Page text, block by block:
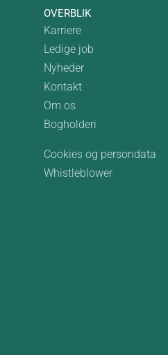
OVERBLIK
Karriere
Ledige job
Nyheder
Kontakt
Om os
Bogholderi
Cookies og persondata
Whistleblower